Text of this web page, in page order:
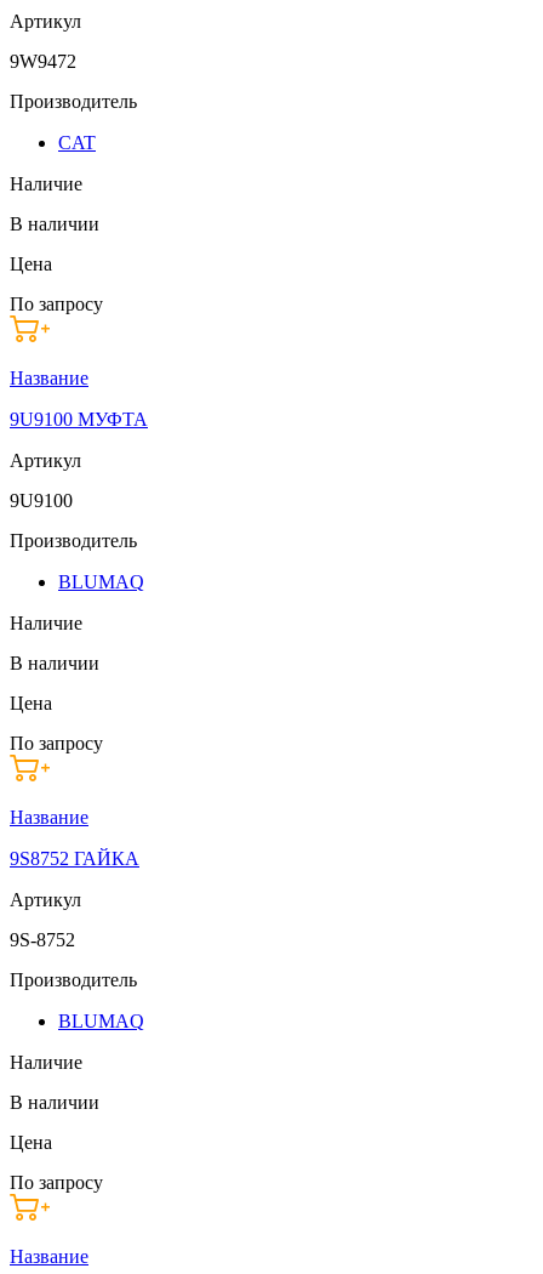
Артикул
9W9472
Производитель
CAT
Наличие
В наличии
Цена
По запросу
Название
9U9100 МУФТА
Артикул
9U9100
Производитель
BLUMAQ
Наличие
В наличии
Цена
По запросу
Название
9S8752 ГАЙКА
Артикул
9S-8752
Производитель
BLUMAQ
Наличие
В наличии
Цена
По запросу
Название